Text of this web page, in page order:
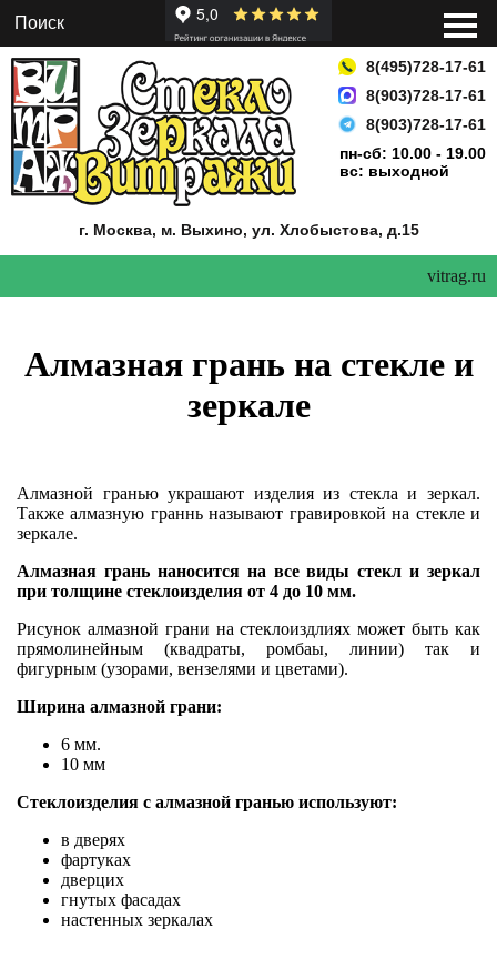
8(495)728-17-61
8(903)728-17-61
8(903)728-17-61
пн-сб: 10.00 - 19.00
вс: выходной
г. Москва, м. Выхино, ул. Хлобыстова, д.15
vitrag.ru
Алмазная грань на стекле и
зеркале
Алмазной гранью украшают изделия из стекла и зеркал.
Также алмазную граннь называют гравировкой на стекле и
зеркале.
Алмазная грань наносится на все виды стекл и зеркал
при толщине стеклоизделия от 4 до 10 мм.
Рисунок алмазной грани на стеклоиздлиях может быть как
прямолинейным (квадраты, ромбаы, линии) так и
фигурным (узорами, вензелями и цветами).
Ширина алмазной грани:
6 мм.
10 мм
Стеклоизделия с алмазной гранью используют:
в дверях
фартуках
дверцих
гнутых фасадах
настенных зеркалах